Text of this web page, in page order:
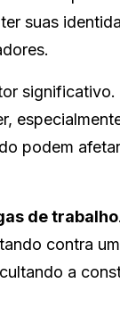
suas
podem
de trabalho
contra
a